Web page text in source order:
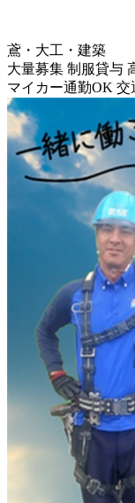
鳶・大工・建築
大量募集 制服貸与
マイカー通勤OK 交